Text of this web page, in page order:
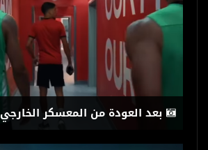
بعد العودة من المعسكر الخارجي